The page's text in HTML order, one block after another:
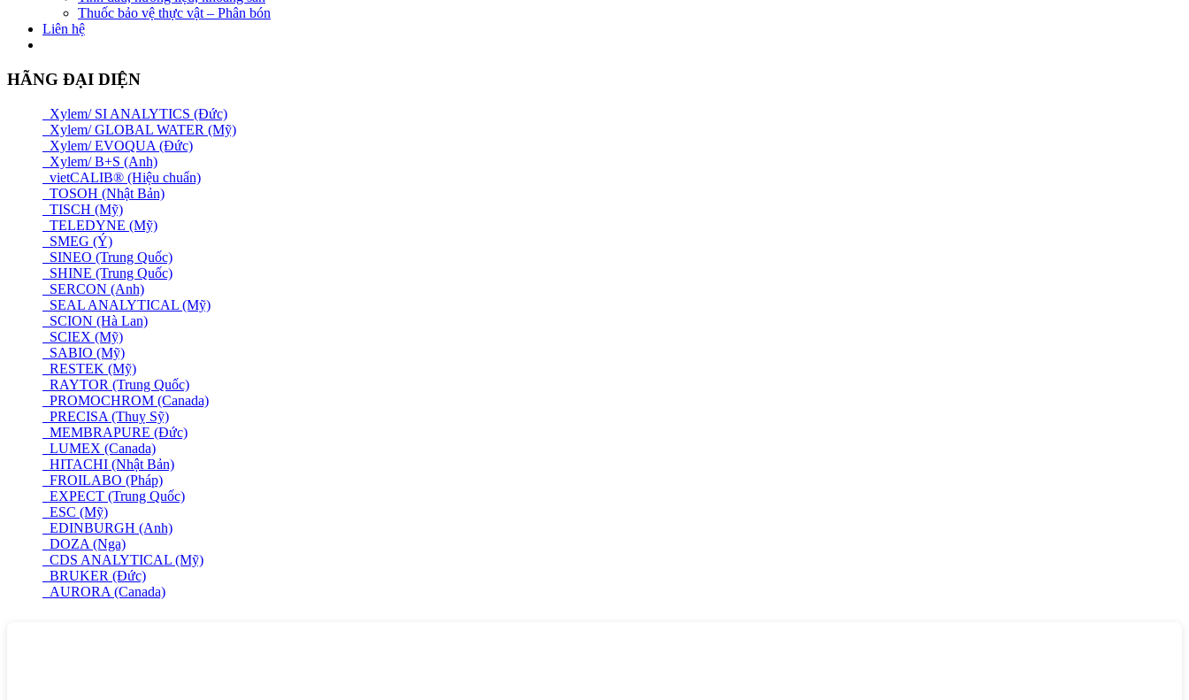
Thuốc bảo vệ thực vật – Phân bón
Liên hệ
HÃNG ĐẠI DIỆN
Xylem/ SI ANALYTICS (Đức)
Xylem/ GLOBAL WATER (Mỹ)
Xylem/ EVOQUA (Đức)
Xylem/ B+S (Anh)
vietCALIB® (Hiệu chuẩn)
TOSOH (Nhật Bản)
TISCH (Mỹ)
TELEDYNE (Mỹ)
SMEG (Ý)
SINEO (Trung Quốc)
SHINE (Trung Quốc)
SERCON (Anh)
SEAL ANALYTICAL (Mỹ)
SCION (Hà Lan)
SCIEX (Mỹ)
SABIO (Mỹ)
RESTEK (Mỹ)
RAYTOR (Trung Quốc)
PROMOCHROM (Canada)
PRECISA (Thuỵ Sỹ)
MEMBRAPURE (Đức)
LUMEX (Canada)
HITACHI (Nhật Bản)
FROILABO (Pháp)
EXPECT (Trung Quốc)
ESC (Mỹ)
EDINBURGH (Anh)
DOZA (Nga)
CDS ANALYTICAL (Mỹ)
BRUKER (Đức)
AURORA (Canada)